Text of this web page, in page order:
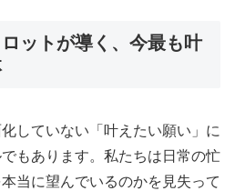
ットが導く、今最も叶
していない「叶えたい願い」に
もあります。私たちは日常の忙
当に望んでいるのかを見失って